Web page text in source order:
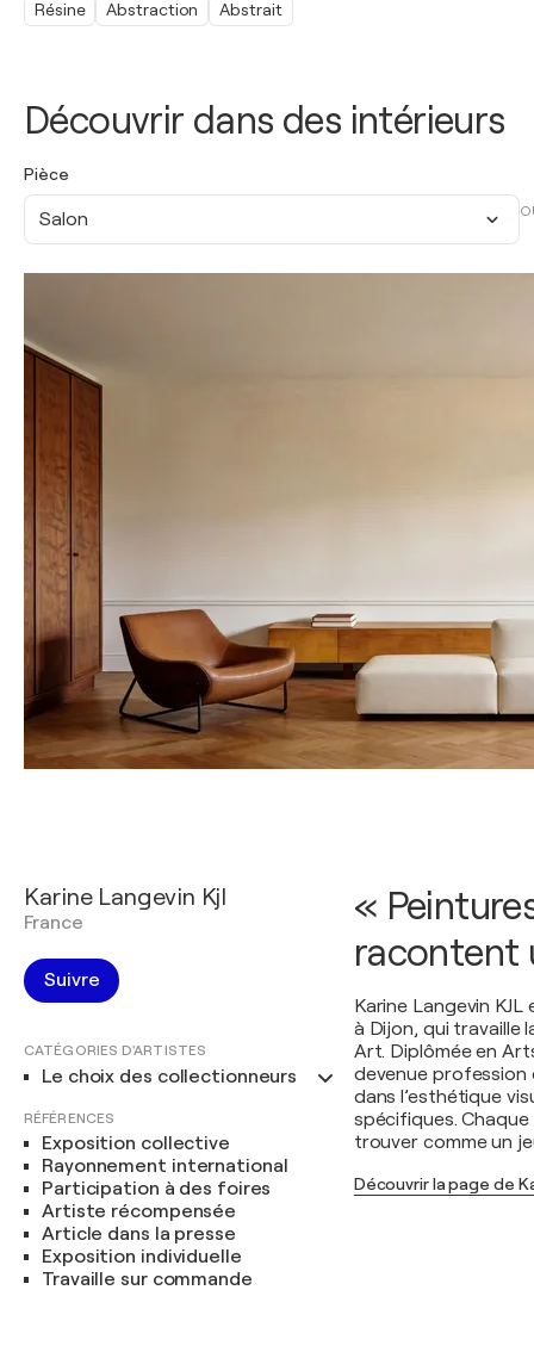
Découvrir dans des intérieurs
Pièce
Salon
Résine Abstraction Abstrait
Karine Langevin Kjl
France
Suivre
CATÉGORIES D'ARTISTES
Le choix des collectionneurs
RÉFÉRENCES
Exposition collective
Rayonnement international
Participation à des foires
Artiste récompensée
Article dans la presse
Exposition individuelle
Travaille sur commande
«
racontent
Karine Langevin
à Dijon, qui travaille
Art. Diplômée en
devenue
dans l’esthétique
spécifiques.
trouver comme un
Découvrir la page de